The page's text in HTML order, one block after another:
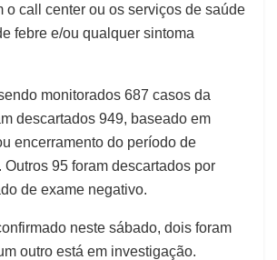
o call center ou os serviços de saúde
febre e/ou qualquer sintoma
monitorados 687 casos da
descartados 949, baseado em
encerramento do período de
Outros 95 foram descartados por
de exame negativo.
neste sábado, dois foram
outro está em investigação.